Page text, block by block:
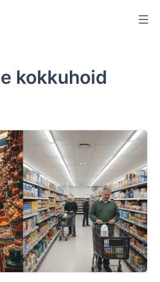
kokkuhoid